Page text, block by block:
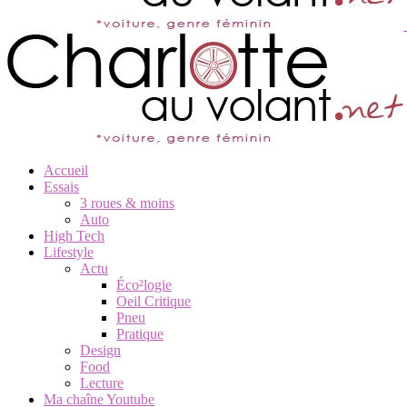
Accueil
Essais
3 roues & moins
Auto
High Tech
Lifestyle
Actu
Éco²logie
Oeil Critique
Pneu
Pratique
Design
Food
Lecture
Ma chaîne Youtube